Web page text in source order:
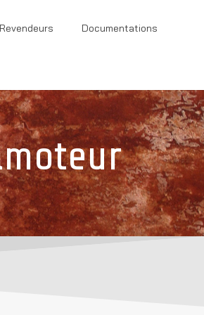
Revendeurs Documentations